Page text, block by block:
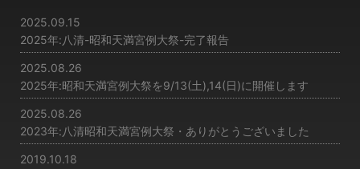
2025.09.15
2025年:八清-昭和天満宮例大祭-完了報告
2025.08.26
2025年:昭和天満宮例大祭を9/13(土),14(日)に開催します
2025.08.26
2023年:八清昭和天満宮例大祭・ありがとうございました
2019.10.18